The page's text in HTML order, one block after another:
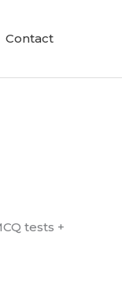
Contact
tests +